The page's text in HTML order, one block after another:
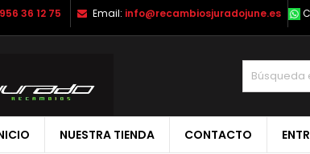
956 36 12 75 Email: info@recambiosjuradojune.es
NUESTRA TIENDA CONTACTO